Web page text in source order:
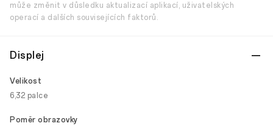
může změnit v důsledku aktualizací aplikací, uživatelských
operací a dalších souvisejících faktorů.
Displej
Velikost
6,32 palce
Poměr obrazovky